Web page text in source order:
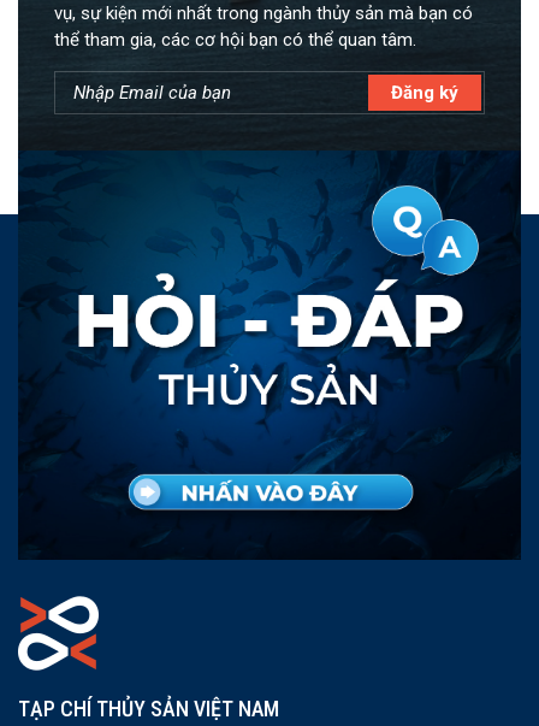
vụ, sự kiện mới nhất trong ngành thủy sản mà bạn có
thể tham gia, các cơ hội bạn có thể quan tâm.
TẠP CHÍ THỦY SẢN VIỆT NAM